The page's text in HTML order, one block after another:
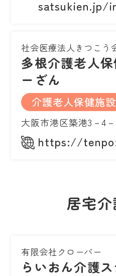
satsukien.jp/
社会医療法人きつこう
多根介護老人
ーざん
介護老人保健施設
大阪市港区築港3－4
https://
居宅
有限会社クローバー
らいおん介護